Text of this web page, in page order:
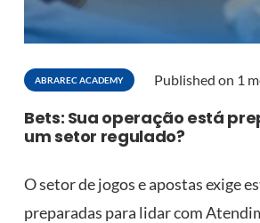
ABRAREC ACADEMY Published on 1
Bets: Sua operação está
um setor regulado?
O setor de jogos e apostas exige
preparadas para lidar com